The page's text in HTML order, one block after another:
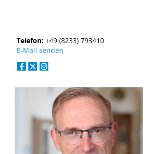
Telefon: +49 (8233) 793410
E-Mail senden